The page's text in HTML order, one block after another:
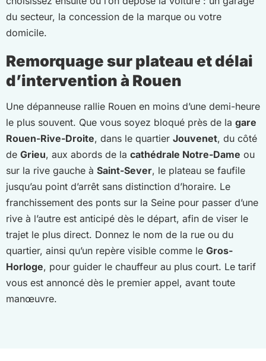
du secteur, la concession de la marque ou votre
domicile.
Remorquage sur plateau et délai
d’intervention à Rouen
Une dépanneuse rallie Rouen en moins d’une demi-heure
le plus souvent. Que vous soyez bloqué près de la gare
Rouen-Rive-Droite, dans le quartier Jouvenet, du côté
de Grieu, aux abords de la cathédrale Notre-Dame ou
sur la rive gauche à Saint-Sever, le plateau se faufile
jusqu’au point d’arrêt sans distinction d’horaire. Le
franchissement des ponts sur la Seine pour passer d’une
rive à l’autre est anticipé dès le départ, afin de viser le
trajet le plus direct. Donnez le nom de la rue ou du
quartier, ainsi qu’un repère visible comme le Gros-
Horloge, pour guider le chauffeur au plus court. Le tarif
vous est annoncé dès le premier appel, avant toute
manœuvre.